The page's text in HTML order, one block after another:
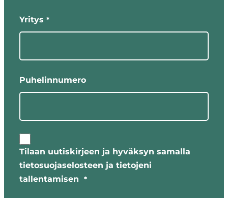
Yritys *
Puhelinnumero
Tilaan uutiskirjeen ja hyväksyn samalla
tietosuojaselosteen ja tietojeni
tallentamisen
*